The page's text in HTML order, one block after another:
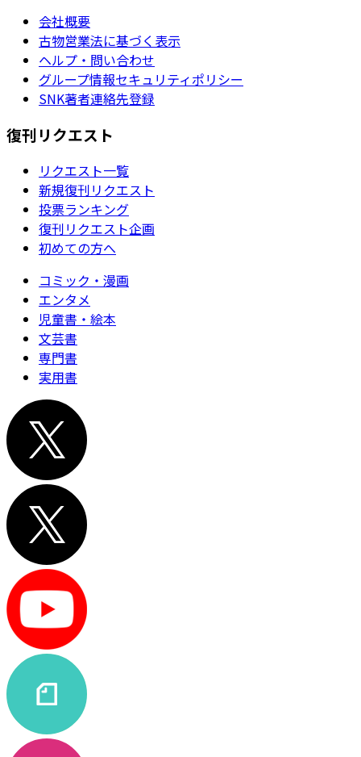
会社概要
古物営業法に基づく表示
ヘルプ・問い合わせ
グループ情報セキュリティポリシー
SNK著者連絡先登録
復刊リクエスト
リクエスト一覧
新規復刊リクエスト
投票ランキング
復刊リクエスト企画
初めての方へ
コミック・漫画
エンタメ
児童書・絵本
文芸書
専門書
実用書